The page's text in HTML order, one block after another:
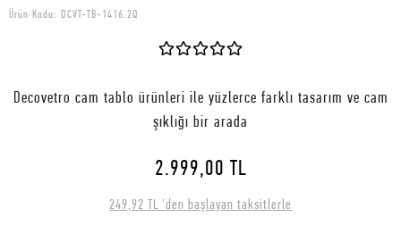
Ürün Kodu: DCVT-TB-1416.2Q
Decovetro cam tablo ürünleri ile yüzlerce farklı tasarım ve cam
şıklığı bir arada
2.999,00 TL
249,92 TL 'den başlayan taksitlerle